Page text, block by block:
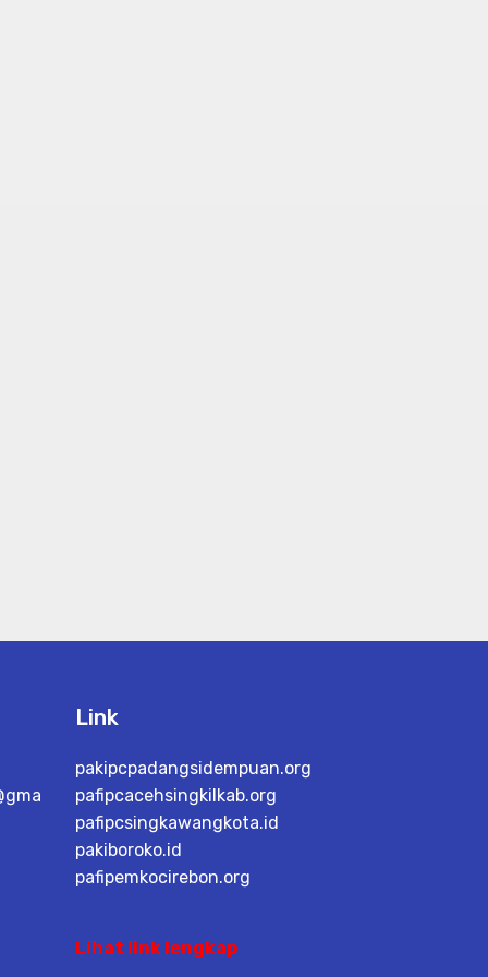
Link
pakipcpadangsidempuan.org
pafipcacehsingkilkab.org
pafipcsingkawangkota.id
pakiboroko.id
pafipemkocirebon.org
Lihat link lengkap